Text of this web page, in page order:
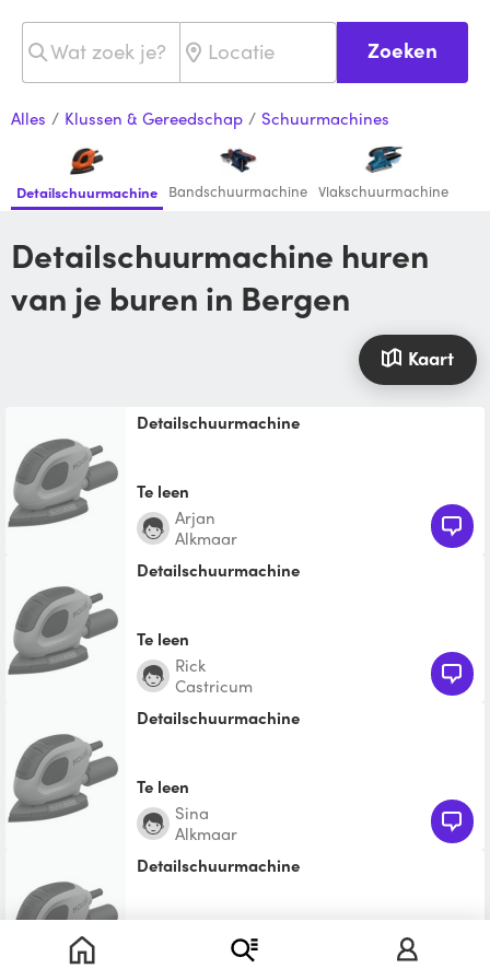
Zoeken
Alles / Klussen & Gereedschap / Schuurmachines
Detailschuurmachine Bandschuurmachine Vlakschuurmachine
Detailschuurmachine huren
van je buren in Bergen
Kaart
Detailschuurmachine
Te leen
Arjan
Alkmaar
Detailschuurmachine
Te leen
Rick
Castricum
Detailschuurmachine
Te leen
Sina
Alkmaar
Detailschuurmachine